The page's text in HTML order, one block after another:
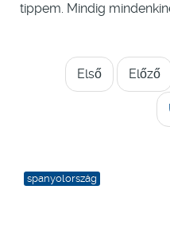
tippem. Mindig
Első Előző
spanyolország